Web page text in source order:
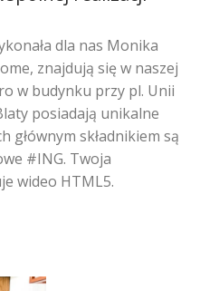
dla nas Monika
znajdują się w naszej
w budynku przy pl. Unii
posiadają unikalne
głównym składnikiem są
#ING. Twoja
wideo HTML5.